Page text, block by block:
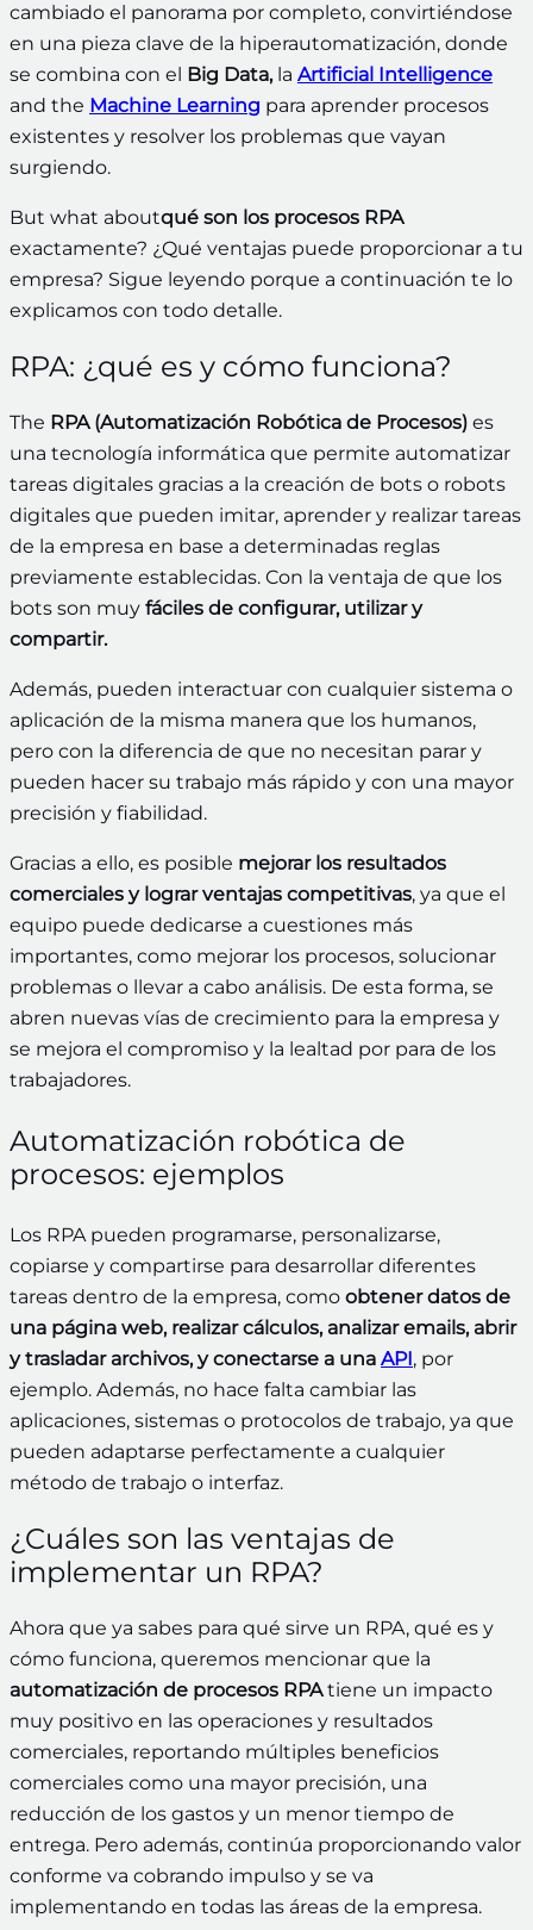
cambiado el panorama por completo, convirtiéndose
en una pieza clave de la hiperautomatización, donde
se combina con el Big Data,la Artificial Intelligence
and the Machine Learning para aprender procesos
existentes y resolver los problemas que vayan
surgiendo.
But what aboutqué son los procesos RPA
exactamente? ¿Qué ventajas puede proporcionar a tu
empresa? Sigue leyendo porque a continuación te lo
explicamos con todo detalle.
RPA: ¿qué es y cómo funciona?
The RPA (Automatización Robótica de Procesos) es
una tecnología informática que permite automatizar
tareas digitales gracias a la creación de bots o robots
digitales que pueden imitar, aprender y realizar tareas
de la empresa en base a determinadas reglas
previamente establecidas. Con la ventaja de que los
bots son muy fáciles de configurar, utilizar y
compartir.
Además, pueden interactuar con cualquier sistema o
aplicación de la misma manera que los humanos,
pero con la diferencia de que no necesitan parar y
pueden hacer su trabajo más rápido y con una mayor
precisión y fiabilidad.
Gracias a ello, es posible mejorar los resultados
comerciales y lograr ventajas competitivas, ya que el
equipo puede dedicarse a cuestiones más
importantes, como mejorar los procesos, solucionar
problemas o llevar a cabo análisis. De esta forma, se
abren nuevas vías de crecimiento para la empresa y
se mejora el compromiso y la lealtad por para de los
trabajadores.
Automatización robótica de
procesos: ejemplos
Los RPA pueden programarse, personalizarse,
copiarse y compartirse para desarrollar diferentes
tareas dentro de la empresa, como obtener datos de
una página web, realizar cálculos, analizar emails, abrir
y trasladar archivos, y conectarse a una API, por
ejemplo. Además, no hace falta cambiar las
aplicaciones, sistemas o protocolos de trabajo, ya que
pueden adaptarse perfectamente a cualquier
método de trabajo o interfaz.
¿Cuáles son las ventajas de
implementar un RPA?
Ahora que ya sabes para qué sirve un RPA, qué es y
cómo funciona, queremos mencionar que la
automatización de procesos RPAtiene un impacto
muy positivo en las operaciones y resultados
comerciales, reportando múltiples beneficios
comerciales como una mayor precisión, una
reducción de los gastos y un menor tiempo de
entrega. Pero además, continúa proporcionando valor
conforme va cobrando impulso y se va
implementando en todas las áreas de la empresa.